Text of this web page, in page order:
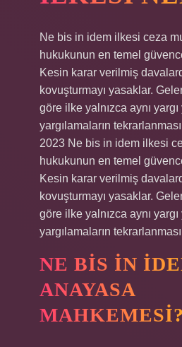
Ne bis in idem ilkesi ceza
hukukunun en temel
Kesin karar verilmiş
kovuşturmayı yasaklar.
göre ilke yalnızca aynı
yargılamaların
2023 Ne bis in idem ilkesi
hukukunun en temel
Kesin karar verilmiş
kovuşturmayı yasaklar.
göre ilke yalnızca aynı
yargılamaların
NE BIS IN
ANAYASA
MAHKEMESI?